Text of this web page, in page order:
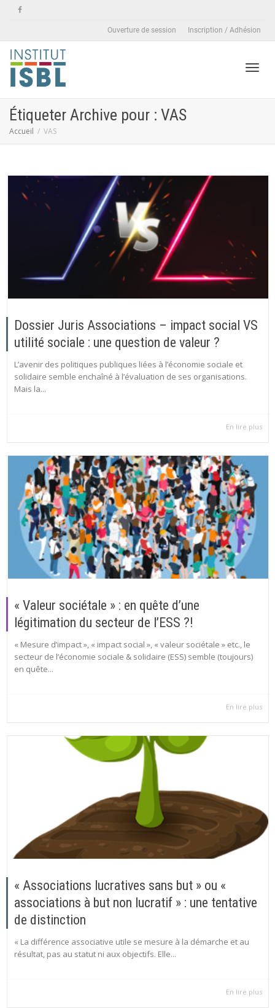
Ouverture de session Inscription / Adhésion
Étiqueter Archive pour : VAS
Accueil VAS
Dossier Juris Associations – impact social VS
utilité sociale : une question de valeur ?
L’avenir des politiques publiques liées à l’économie sociale et
solidaire semble enchaîné à l’évaluation de ses organisations.
Mais la...
En lire plus
« Valeur sociétale » : en quête d’une
légitimation du secteur de l’ESS ?!
« Mesure d’impact », « impact social », « valeur sociétale » etc., le
secteur de l’économie sociale & solidaire (ESS) semble (toujours)
en quête...
En lire plus
« Associations lucratives sans but » ou «
associations à but non lucratif » : une tentative
de distinction
« La différence associative utile se mesure à la démarche et au
résultat, pas au statut ni aux objectifs. Elle...
En lire plus